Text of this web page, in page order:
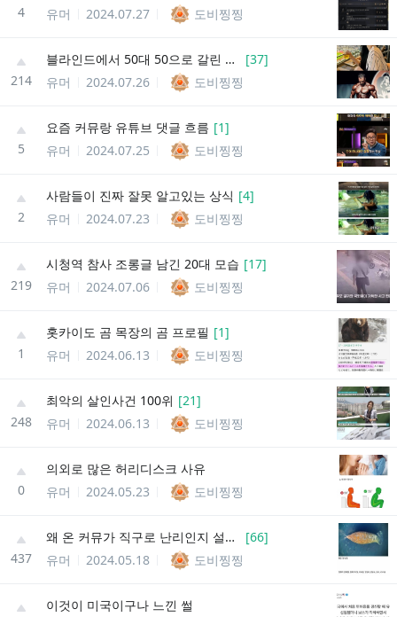
4
유머
2024.07.27 도비찡찡
214
블라인드에서 50대 50으로 갈린 난제 [37]
유머
2024.07.26 도비찡찡
5
요즘 커뮤랑 유튜브 댓글 흐름 [1]
유머
2024.07.25 도비찡찡
2
사람들이 진짜 잘못 알고있는 상식 [4]
유머
2024.07.23 도비찡찡
219
시청역 참사 조롱글 남긴 20대 모습 [17]
유머
2024.07.06 도비찡찡
1
홋카이도 곰 목장의 곰 프로필 [1]
유머
2024.06.13 도비찡찡
248
최악의 살인사건 100위 [21]
유머
2024.06.13 도비찡찡
0
의외로 많은 허리디스크 사유
유머
2024.05.23 도비찡찡
437
왜 온 커뮤가 직구로 난리인지 설명함.jpg [66]
유머
2024.05.18 도비찡찡
이것이 미국이구나 느낀 썰